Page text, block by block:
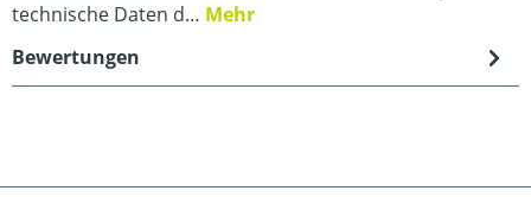
technische Daten d… Mehr
Bewertungen